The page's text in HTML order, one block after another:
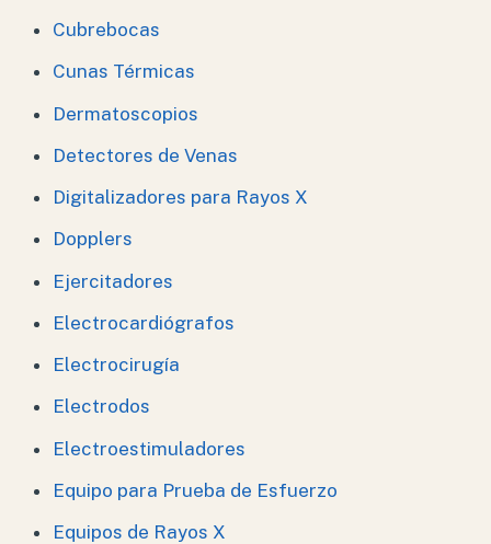
Cubrebocas
Cunas Térmicas
Dermatoscopios
Detectores de Venas
Digitalizadores para Rayos X
Dopplers
Ejercitadores
Electrocardiógrafos
Electrocirugía
Electrodos
Electroestimuladores
Equipo para Prueba de Esfuerzo
Equipos de Rayos X